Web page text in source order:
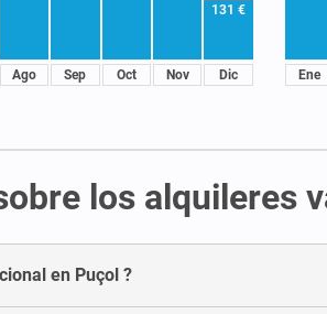
Ago Sep Oct Nov
131 €
Dic Ene
los alquileres
en Puçol ?